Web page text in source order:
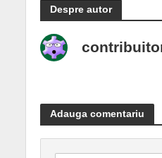
Despre autor
Adauga comentariu